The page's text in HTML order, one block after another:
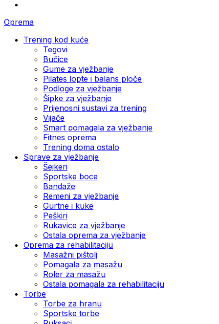
Oprema
Trening kod kuće
Tegovi
Bučice
Gume za vježbanje
Pilates lopte i balans ploče
Podloge za vježbanje
Šipke za vježbanje
Prijenosni sustavi za trening
Vijače
Smart pomagala za vježbanje
Fitnes oprema
Trening doma ostalo
Sprave za vježbanje
Šejkeri
Sportske boce
Bandaže
Remeni za vježbanje
Gurtne i kuke
Peškiri
Rukavice za vježbanje
Ostala oprema za vježbanje
Oprema za rehabilitaciju
Masažni pištolj
Pomagala za masažu
Roler za masažu
Ostala pomagala za rehabilitaciju
Torbe
Torbe za hranu
Sportske torbe